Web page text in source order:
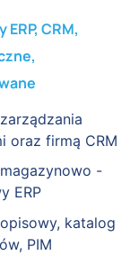
CRM,
oraz firmą CRM
-
ERP
katalog
PIM